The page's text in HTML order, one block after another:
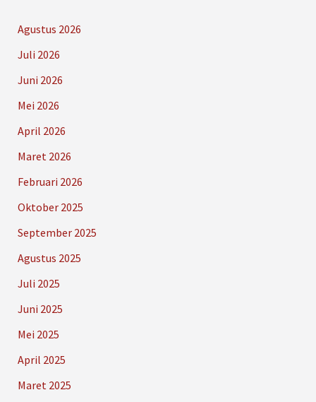
Agustus 2026
Juli 2026
Juni 2026
Mei 2026
April 2026
Maret 2026
Februari 2026
Oktober 2025
September 2025
Agustus 2025
Juli 2025
Juni 2025
Mei 2025
April 2025
Maret 2025